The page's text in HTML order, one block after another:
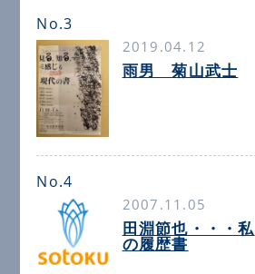
No.3
2019.04.12
雨男 菊山武士
No.4
2007.11.05
田淵節也・・・私
の履歴書